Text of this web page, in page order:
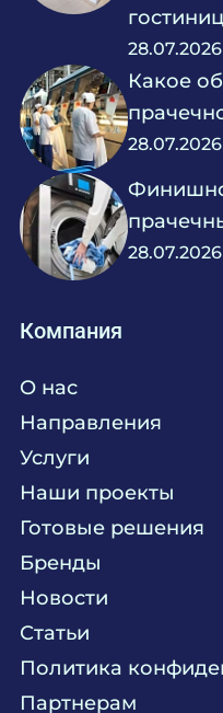
28.07.2026
Какое
28.07.2026
28.07.2026
Компания
О нас
Направления
Кухня
Прачечная
Текстиль
Химия
Мебель
Комплексное
Услуги
Поставка
Сервисное
Консалтинг
Технологическое
Продажа
Монтажные и
Наши проекты
Готовые решения
Бренды
Новости
Статьи
Политика
Партнерам